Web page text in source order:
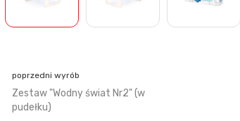
poprzedni wyrób
Zestaw "Wodny świat Nr2" (w
pudełku)